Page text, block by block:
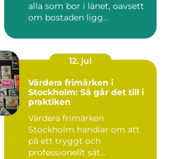
alla som bor i länet, oavsett
om bostaden ligg...
12. jul
Värdera frimärken i
Stockholm: Så går det till i
praktiken
Värdera frimärken
Stockholm handlar om att
på ett tryggt och
professionellt sät...